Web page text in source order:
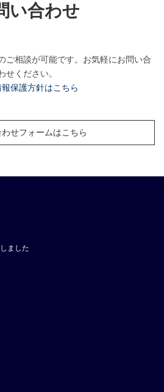
い合わせ
ご相談が可能です。お気軽にお問い合
せください。
保護方針はこちら
せフォームはこちら
ました